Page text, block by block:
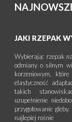
JAKI RZEPAK
Wybierając rzepak
odmiany o silnym
korzeniowym,
elastyczność
takich
uzupełnienie
przygotowanie
najlepiej rośnie